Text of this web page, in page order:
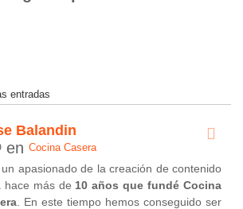
entradas
Balandin
en Cocina Casera
un apasionado de la creación de contenido
hace más de 10 años que fundé Cocina
. En este tiempo hemos conseguido ser